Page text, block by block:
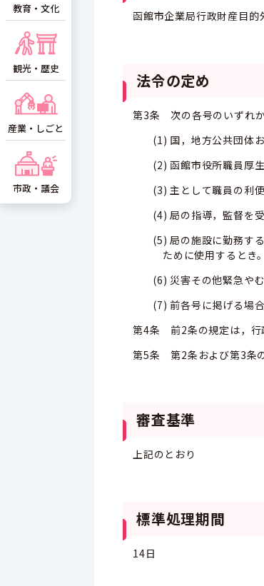
函館市企業局行政財産目
法令の定め
第3条 次の各号のいずれか
(1) 国，地方公共団体
(2) 函館市役所職員厚
(3) 主として職員の利
(4) 局の指導，監督を
(5) 局の施設に勤務す
ために使用するとき。
(6) 災害その他緊急や
(7) 前各号に掲げる場
第4条 前2条の規定は，行
第5条 第2条および第3条
審査基準
上記のとおり
標準処理期間
14日
教育・文化
観光・歴史
産業・しごと
市政・議会